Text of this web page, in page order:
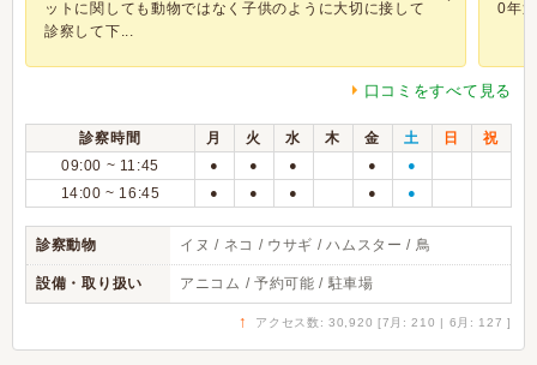
ットに関しても動物ではなく子供のように大切に接して
診察して下...
0年
口コミをすべて見る
診察時間 月 火 水 木 金 土 日
祝
09:00 ~ 11:45
● ● ● ● ●
14:00 ~ 16:45 ● ● ● ● ●
診察動物 イヌ / ネコ / ウサギ / ハムスター / 鳥
設備・取り扱い アニコム / 予約可能 / 駐車場
↑ アクセス数: 30,920 [7月: 210 | 6月: 127 ]